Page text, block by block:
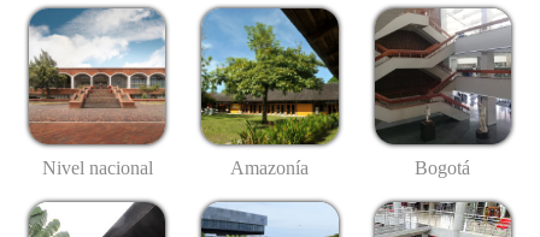
Nivel nacional Amazonía Bogotá